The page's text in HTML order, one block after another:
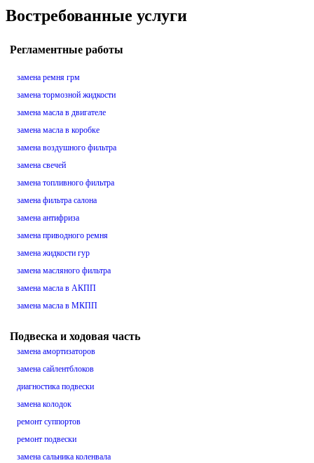
Востребованные услуги
Регламентные работы
замена ремня грм
замена тормозной жидкости
замена масла в двигателе
замена масла в коробке
замена воздушного фильтра
замена свечей
замена топливного фильтра
замена фильтра салона
замена антифриза
замена приводного ремня
замена жидкости гур
замена масляного фильтра
замена масла в АКПП
замена масла в МКПП
Подвеска и ходовая часть
замена амортизаторов
замена сайлентблоков
диагностика подвески
замена колодок
ремонт суппортов
ремонт подвески
замена сальника коленвала